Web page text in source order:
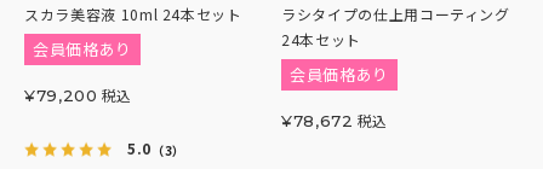
スカラ美容液 10ml 24本セット
会員価格あり
¥79,200 税込
5.0 （3）
ラシタイプの仕上用コーティング
24本セット
会員価格あり
¥78,672 税込